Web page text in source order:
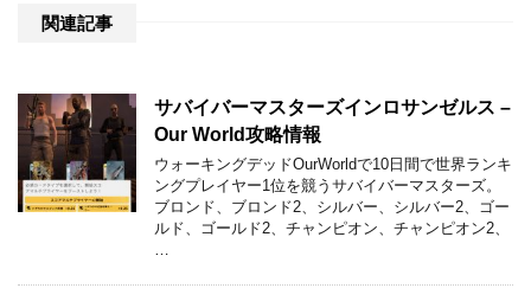
関連記事
サバイバーマスターズインロサンゼルス –
Our World攻略情報
ウォーキングデッドOurWorldで10日間で世界ランキ
ングプレイヤー1位を競うサバイバーマスターズ。
ブロンド、ブロンド2、シルバー、シルバー2、ゴー
ルド、ゴールド2、チャンピオン、チャンピオン2、